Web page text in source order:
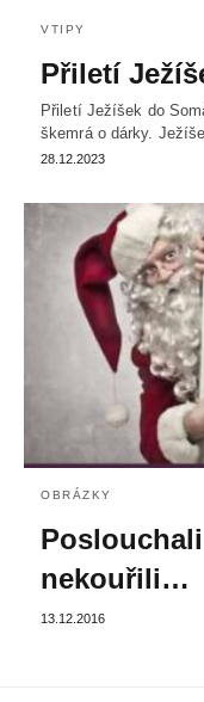
VTIPY
Přiletí
Přiletí Ježíšek do
škemrá o dárky.
28.12.2023
OBRÁZKY
nekouřili…
13.12.2016